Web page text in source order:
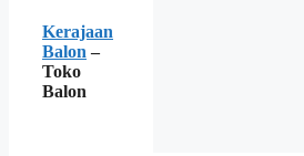
Kerajaan
Balon –
Toko
Balon